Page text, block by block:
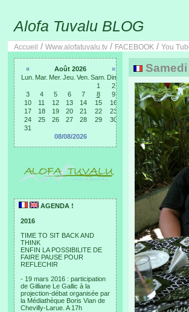
Alofa Tuvalu BLOG
Accueil / Www.alofatuvalu.tv / FACEBOOK / You
« Août 2026
»
Lun. Mar. Mer. Jeu. Ven. Sam. Dim.
1
2
3
4 5 6 7 8
9
10
11 12 13 14 15
16
17
18 19 20 21 22
23
24
25 26 27 28 29
30
31
08/08/2026
AGENDA !
2016
TIME TO SIT BACK AND
THINK
ENFIN LA POSSIBILITE DE
FAIRE PAUSE POUR
REFLECHIR
- 19 mars 2016 : participation
de Gilliane Le Gallic à la
projection-débat organisée par
la Médiathèque Boris Vian de
Chevilly-Larue. A 17h